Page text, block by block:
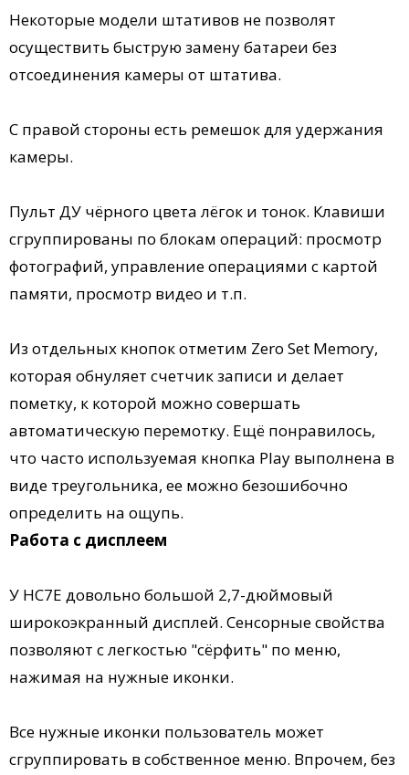
Некоторые модели штативов не позволят
осуществить быструю замену батареи без
отсоединения камеры от штатива.
С правой стороны есть ремешок для удержания
камеры.
Пульт ДУ чёрного цвета лёгок и тонок. Клавиши
сгруппированы по блокам операций: просмотр
фотографий, управление операциями с картой
памяти, просмотр видео и т.п.
Из отдельных кнопок отметим Zero Set Memory,
которая обнуляет счетчик записи и делает
пометку, к которой можно совершать
автоматическую перемотку. Ещё понравилось,
что часто используемая кнопка Play выполнена в
виде треугольника, ее можно безошибочно
определить на ощупь.
Работа с дисплеем
У HC7E довольно большой 2,7-дюймовый
широкоэкранный дисплей. Сенсорные свойства
позволяют с легкостью "сёрфить" по меню,
нажимая на нужные иконки.
Все нужные иконки пользователь может
сгруппировать в собственное меню. Впрочем, без